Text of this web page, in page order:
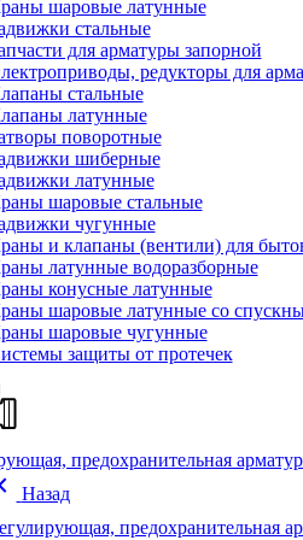
шаровые латунные
стальные
для арматуры запорной
редукторы для
стальные
латунные
поворотные
шиберные
латунные
шаровые стальные
чугунные
и клапаны (вентили) для
латунные водоразборные
конусные латунные
шаровые латунные со
шаровые чугунные
защиты от протечек
предохранительная
Назад
предохранительная